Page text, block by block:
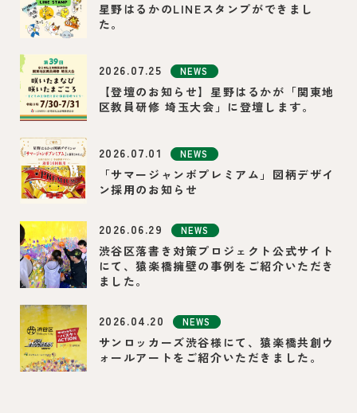
星野はるかのLINEスタンプができまし
た。
2026.07.25 NEWS
【登壇のお知らせ】星野はるかが「関東地
区教員研修 埼玉大会」に登壇します。
2026.07.01 NEWS
「サマージャンボプレミアム」図柄デザイ
ン採用のお知らせ
2026.06.29 NEWS
渋谷区落書き対策プロジェクト公式サイト
にて、猿楽橋擁壁の事例をご紹介いただき
ました。
2026.04.20 NEWS
サンロッカーズ渋谷様にて、猿楽橋共創ウ
ォールアートをご紹介いただきました。